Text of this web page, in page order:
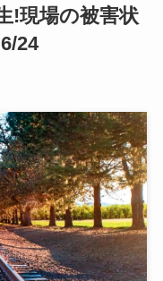
!現場の被害状
24